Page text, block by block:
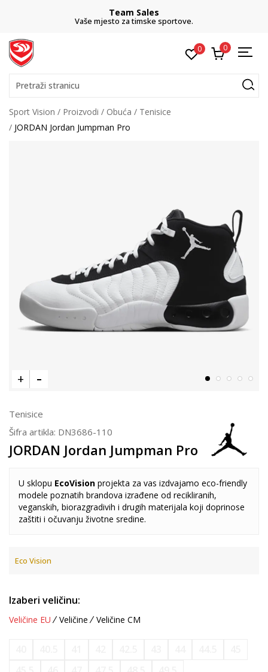
Team Sales
Vaše mjesto za timske sportove.
0 0
Pretraži stranicu
Sport Vision Proizvodi Obuća
Tenisice
JORDAN Jordan Jumpman Pro
Tenisice
Šifra artikla: DN3686-110
JORDAN Jordan Jumpman Pro
U sklopu EcoVision projekta za vas izdvajamo eco-friendly
modele poznatih brandova izrađene od recikliranih,
veganskih, biorazgradivih i drugih materijala koji doprinose
zaštiti i očuvanju životne sredine.
Eco Vision
Izaberi veličinu:
Veličine EU Veličine Veličine CM